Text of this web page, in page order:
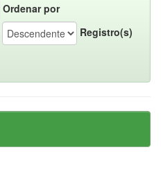
Ordenar por
Registro(s)